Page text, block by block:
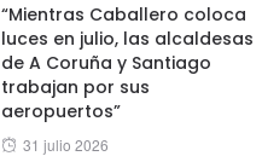
“Mientras Caballero coloca
luces en julio, las alcaldesas
de A Coruña y Santiago
trabajan por sus
aeropuertos”
Posted
31 julio 2026